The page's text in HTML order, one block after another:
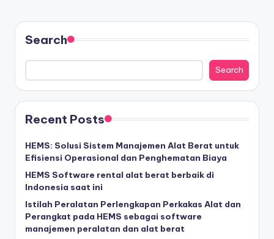
Search
Search
Recent Posts
HEMS: Solusi Sistem Manajemen Alat Berat untuk
Efisiensi Operasional dan Penghematan Biaya
HEMS Software rental alat berat berbaik di
Indonesia saat ini
Istilah Peralatan Perlengkapan Perkakas Alat dan
Perangkat pada HEMS sebagai software
manajemen peralatan dan alat berat